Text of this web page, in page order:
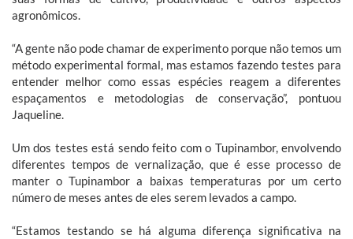
agronômicos.
“A gente não pode chamar de experimento porque não temos um
método experimental formal, mas estamos fazendo testes para
entender melhor como essas espécies reagem a diferentes
espaçamentos e metodologias de conservação”, pontuou
Jaqueline.
Um dos testes está sendo feito com o Tupinambor, envolvendo
diferentes tempos de vernalização, que é esse processo de
manter o Tupinambor a baixas temperaturas por um certo
número de meses antes de eles serem levados a campo.
“Estamos testando se há alguma diferença significativa na